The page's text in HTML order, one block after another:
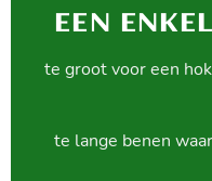
EEN
te groot voor een
te lange benen